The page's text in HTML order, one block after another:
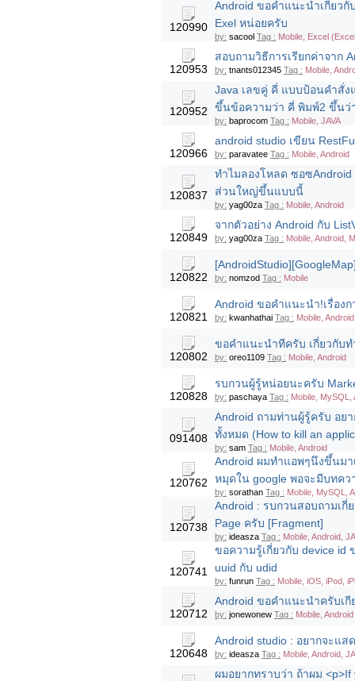
120990
Android ขอคำแนะนำเกี่ยว
Exel หน่อยครับ
by: sacool Tag : Mobile, Excel
120953
สอบถามวิธีการเรียกค่าจาก
by: tnants012345 Tag : Mobile,
120952
Java เลขคู่ คี่ แบบป้อนคำสั่
ขึ้นข้อความว่า คี่ พิมพ์2 ขึ้นว่
by: baprocom Tag : Mobile, JAVA
120966
android studio เขียน
by: paravatee Tag : Mobile, Android
120837
ทำไมลองโหลด ซอซ
ส่วนใหญ่ขึ้นแบบนี้
by: yag00za Tag : Mobile, Android
120849
จากตัวอย่าง Android กับ
by: yag00za Tag : Mobile, Android,
120822 by: nomzod Tag : Mobile
120821
Android ขอคำแนะนำ!เรื่อง
by: kwanhathai Tag : Mobile,
120802
ขอคำแนะนำทีครับ เกี่ยวกับท
by: oreo1109 Tag : Mobile, Android
120828
รบกวนผู้รู้หน่อยนะครับ
by: paschaya Tag : Mobile, MySQL,
091408
Android ถามท่านผู้รู้ครับ อย
ทั้งหมด (How to kill an
by: sam Tag : Mobile, Android
120762
Android ผมทำแอพๆนึงขึ้นมา
หมุดใน google พอจะมีบทคว
by: sorathan Tag : Mobile, MySQL,
120738
Android : รบกวนสอบถามเกี่
Page ครับ [Fragment]
by: ideasza Tag : Mobile, Android,
120741
ขอความรู้เกี่ยวกับ device id
uuid กับ udid
by: funrun Tag : Mobile, iOS, iPod,
120712
Android ขอคำแนะนำครับเกี
by: jonewonew Tag : Mobile, Android
120648
Android studio : อยากจะแส
by: ideasza Tag : Mobile, Android,
ผมอยากทราบว่า ถ้าผม <p>If